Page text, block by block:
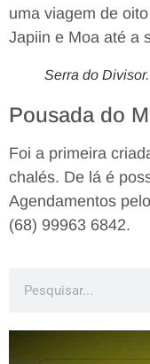
uma viagem de
Japiin e Moa até a
Serra do
Pousada do
Foi a primeira
chalés. De lá é
Agendamentos
(68) 99963 6842.